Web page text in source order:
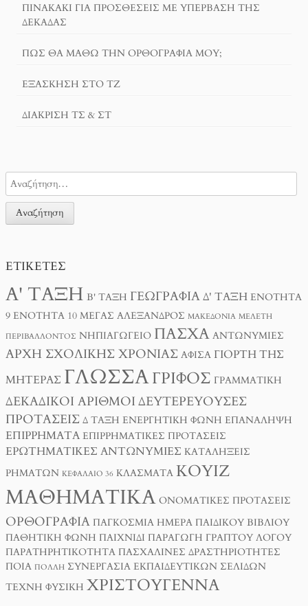
ΠΙΝΑΚΆΚΙ ΓΙΑ ΠΡΟΣΘΈΣΕΙΣ ΜΕ ΥΠΈΡΒΑΣΗ ΤΗΣ
ΔΕΚΆΔΑΣ
ΠΏΣ ΘΑ ΜΆΘΩ ΤΗΝ ΟΡΘΟΓΡΑΦΊΑ ΜΟΥ;
ΕΞΆΣΚΗΣΗ ΣΤΟ ΤΖ
ΔΙΆΚΡΙΣΗ ΤΣ & ΣΤ
ΕΤΙΚΈΤΕΣ
Α' ΤΆΞΗ Β' ΤΆΞΗ ΓΕΩΓΡΑΦΊΑΔ' ΤΆΞΗ ΕΝΌΤΗΤΑ
9 ΕΝΌΤΗΤΑ 10 ΜΈΓΑΣ ΑΛΈΞΑΝΔΡΟΣ ΜΑΚΕΔΟΝΊΑ ΜΕΛΈΤΗ
ΠΕΡΙΒΆΛΛΟΝΤΟΣ ΝΗΠΙΑΓΩΓΕΊΟ ΠΆΣΧΑ ΑΝΤΩΝΥΜΊΕΣ
ΑΡΧΉ ΣΧΟΛΙΚΉΣ ΧΡΟΝΙΆΣ ΑΦΊΣΑ ΓΙΟΡΤΉ ΤΗΣ
ΜΗΤΈΡΑΣ ΓΛΏΣΣΑΓΡΊΦΟΣ ΓΡΑΜΜΑΤΙΚΉ
ΔΕΚΑΔΙΚΟΊ ΑΡΙΘΜΟΊ ΔΕΥΤΕΡΕΎΟΥΣΕΣ
ΠΡΟΤΆΣΕΙΣ Δ ΤΑΞΗ ΕΝΕΡΓΗΤΙΚΉ ΦΩΝΉ ΕΠΑΝΆΛΗΨΗ
ΕΠΙΡΡΉΜΑΤΑ ΕΠΙΡΡΗΜΑΤΙΚΈΣ ΠΡΟΤΆΣΕΙΣ
ΕΡΩΤΗΜΑΤΙΚΈΣ ΑΝΤΩΝΥΜΊΕΣ ΚΑΤΑΛΉΞΕΙΣ
ΡΗΜΆΤΩΝ ΚΕΦΆΛΑΙΟ 36 ΚΛΆΣΜΑΤΑ ΚΟΥΊΖ
ΜΑΘΗΜΑΤΙΚΆ ΟΝΟΜΑΤΙΚΈΣ ΠΡΟΤΆΣΕΙΣ
ΟΡΘΟΓΡΑΦΊΑ ΠΑΓΚΌΣΜΙΑ ΗΜΈΡΑ ΠΑΙΔΙΚΟΎ ΒΙΒΛΊΟΥ
ΠΑΘΗΤΙΚΉ ΦΩΝΉ ΠΑΙΧΝΊΔΙ ΠΑΡΑΓΩΓΉ ΓΡΑΠΤΟΎ ΛΌΓΟΥ
ΠΑΡΑΤΗΡΗΤΙΚΌΤΗΤΑ ΠΑΣΧΑΛΙΝΈΣ ΔΡΑΣΤΗΡΙΌΤΗΤΕΣ
ΠΟΙΑ ΠΟΛΛΉ ΣΥΝΕΡΓΑΣΊΑ ΕΚΠΑΙΔΕΥΤΙΚΏΝ ΣΕΛΊΔΩΝ
ΤΈΧΝΗ ΦΥΣΙΚΉ ΧΡΙΣΤΟΎΓΕΝΝΑ